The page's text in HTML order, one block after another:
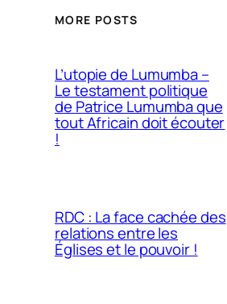
MORE POSTS
L’utopie de Lumumba –
Le testament politique
de Patrice Lumumba que
tout Africain doit écouter
!
RDC : La face cachée des
relations entre les
Églises et le pouvoir !